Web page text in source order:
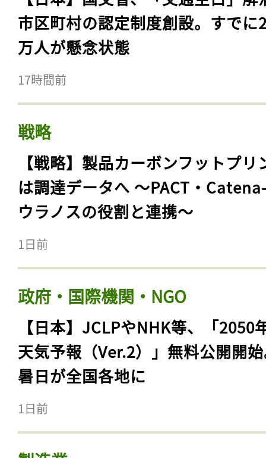
市区町村の認定制度創設。すでに
万人が懸念状態
17時間前
戦略
【戦略】製品カーボンフットプリ
は調達データへ 〜PACT・
ウラノスの役割と連携〜
1日前
政府・国際機関・NGO
【日本】JCLPやNHK等、「2050
天気予報（Ver.2）」無料公開開
暑日が全国各地に
1日前